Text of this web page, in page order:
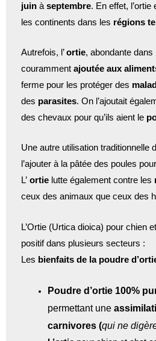
juin à septembre. En effet,
les continents dans les régions
Autrefois, l’ortie, abondante
couramment ajoutée aux
ferme pour les protéger des
des parasites. On l’ajoutait
des chevaux pour qu’ils aient le
Une autre utilisation traditionnelle
l’ajouter à la pâtée des poules pour
L’ ortie lutte également contre les
ceux des animaux que ceux des
L’Ortie (Urtica dioica) pour chien
positif dans plusieurs secteurs :
Les bienfaits de la poudre
Poudre d’ortie 100%
permettant une
carnivores (qui ne